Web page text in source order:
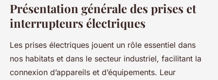
Présentation générale des prises et
interrupteurs électriques
Les prises électriques jouent un rôle essentiel dans
nos habitats et dans le secteur industriel, facilitant la
connexion d’appareils et d’équipements. Leur